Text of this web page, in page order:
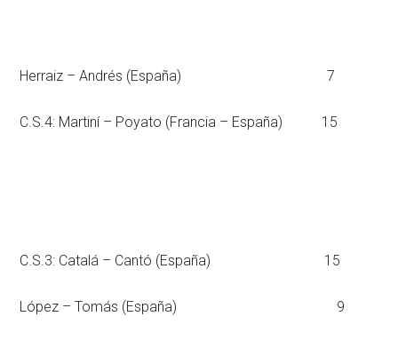
Herraiz – Andrés (España) 7
C.S.4: Martiní – Poyato (Francia – España) 15
C.S.3: Catalá – Cantó (España) 15
López – Tomás (España) 9